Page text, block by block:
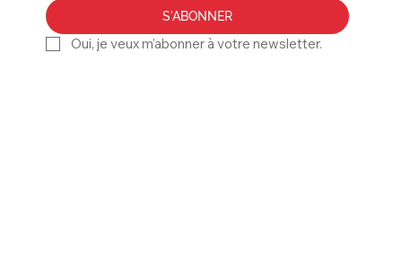
S'ABONNER
Oui, je veux m'abonner à votre newsletter.